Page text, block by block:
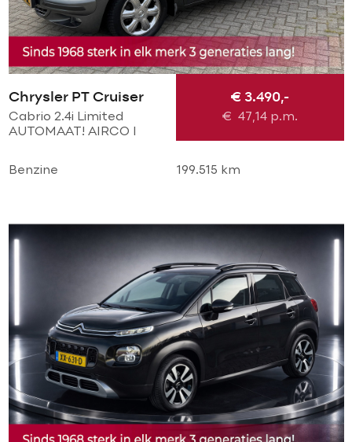
Chrysler PT Cruiser
Cabrio 2.4i Limited
AUTOMAAT! AIRCO l
Chrome LMV l LEER l
STOELVERWARMING l
€ 3.490,-
€47,14 p.m.
Benzine 199.515 km